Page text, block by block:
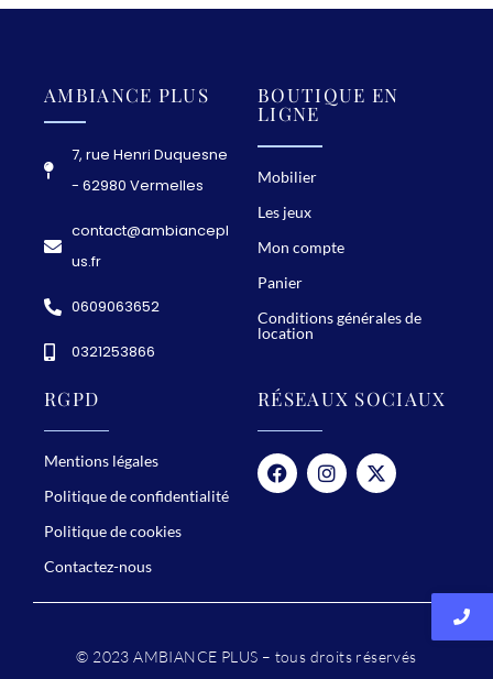
AMBIANCE PLUS
7, rue Henri Duquesne
- 62980 Vermelles
contact@ambiancepl
us.fr
0609063652
0321253866
BOUTIQUE EN
LIGNE
Mobilier
Les jeux
Mon compte
Panier
Conditions générales de
location
RGPD
Mentions légales
Politique de confidentialité
Politique de cookies
Contactez-nous
RÉSEAUX SOCIAUX
© 2023 AMBIANCE PLUS – tous droits réservés